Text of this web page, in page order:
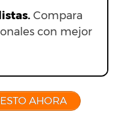
Compara
con mejor
AHORA